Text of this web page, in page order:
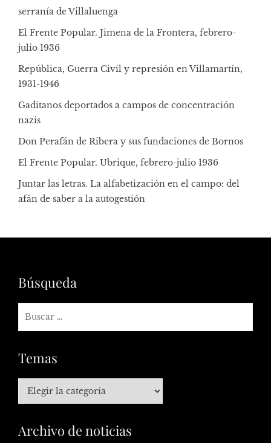
serranía de Villaluenga
El Frente Popular. Jimena de la Frontera, febrero-
julio 1936
República, Guerra Civil y represión en Villamartín,
1931-1946
Gaditanos deportados a campos de concentración
nazis
Don Perafán de Ribera y sus fundaciones de Bornos
El Frente Popular. Ubrique, febrero-julio 1936
Juntar las letras. La alfabetización en el campo: del
afán de saber a la autogestión
Búsqueda
Temas
Archivo de noticias